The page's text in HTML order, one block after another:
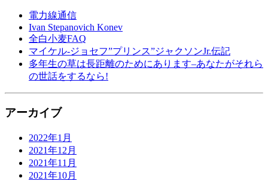
電力線通信
Ivan Stepanovich Konev
全白小麦FAQ
マイケル-ジョセフ”プリンス”ジャクソンJr.伝記
多年生の草は長距離のためにあります–あなたがそれら
の世話をするなら!
アーカイブ
2022年1月
2021年12月
2021年11月
2021年10月